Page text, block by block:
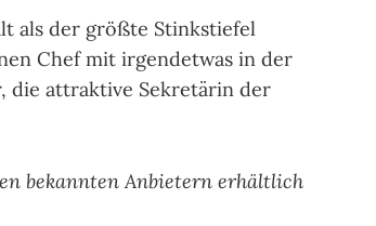
als der größte Stinkstiefel
Chef mit irgendetwas in der
die attraktive Sekretärin der
bekannten Anbietern erhältlich